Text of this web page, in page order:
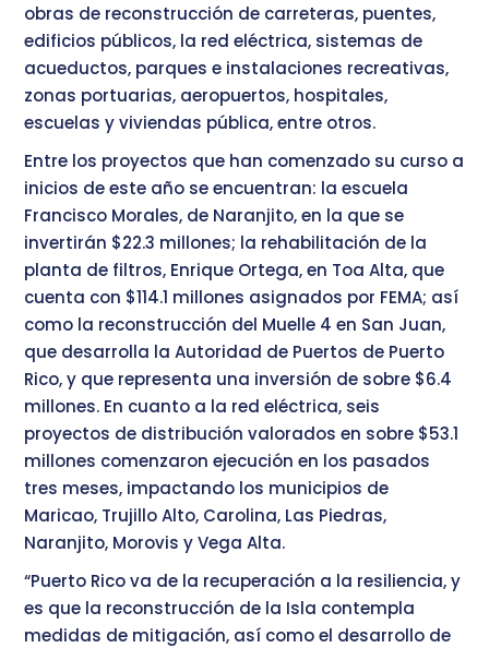
obras de reconstrucción de carreteras, puentes,
edificios públicos, la red eléctrica, sistemas de
acueductos, parques e instalaciones recreativas,
zonas portuarias, aeropuertos, hospitales,
escuelas y viviendas pública, entre otros.
Entre los proyectos que han comenzado su curso a
inicios de este año se encuentran: la escuela
Francisco Morales, de Naranjito, en la que se
invertirán $22.3 millones; la rehabilitación de la
planta de filtros, Enrique Ortega, en Toa Alta, que
cuenta con $114.1 millones asignados por FEMA; así
como la reconstrucción del Muelle 4 en San Juan,
que desarrolla la Autoridad de Puertos de Puerto
Rico, y que representa una inversión de sobre $6.4
millones. En cuanto a la red eléctrica, seis
proyectos de distribución valorados en sobre $53.1
millones comenzaron ejecución en los pasados
tres meses, impactando los municipios de
Maricao, Trujillo Alto, Carolina, Las Piedras,
Naranjito, Morovis y Vega Alta.
“Puerto Rico va de la recuperación a la resiliencia, y
es que la reconstrucción de la Isla contempla
medidas de mitigación, así como el desarrollo de